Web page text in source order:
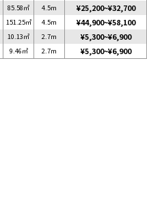
85.58㎡ 4.5m ¥25,200~¥32,700
151.25㎡ 4.5m ¥44,900~¥58,100
10.13㎡ 2.7m ¥5,300~¥6,900
9.46㎡ 2.7m ¥5,300~¥6,900